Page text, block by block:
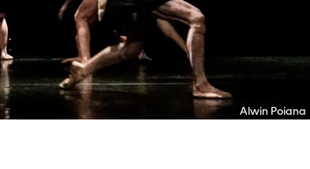
Alwin Poiana